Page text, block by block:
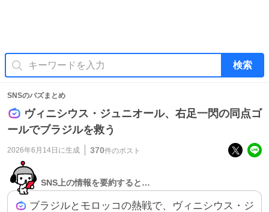
検索
SNSのバズまとめ
ヴィニシウス・ジュニオール、右足一閃の同点ゴ
ールでブラジルを救う
2026年6月14日 に生成 370件のポスト
SNS上の情報を要約すると…
ブラジルとモロッコの熱戦で、ヴィニシウス・ジ